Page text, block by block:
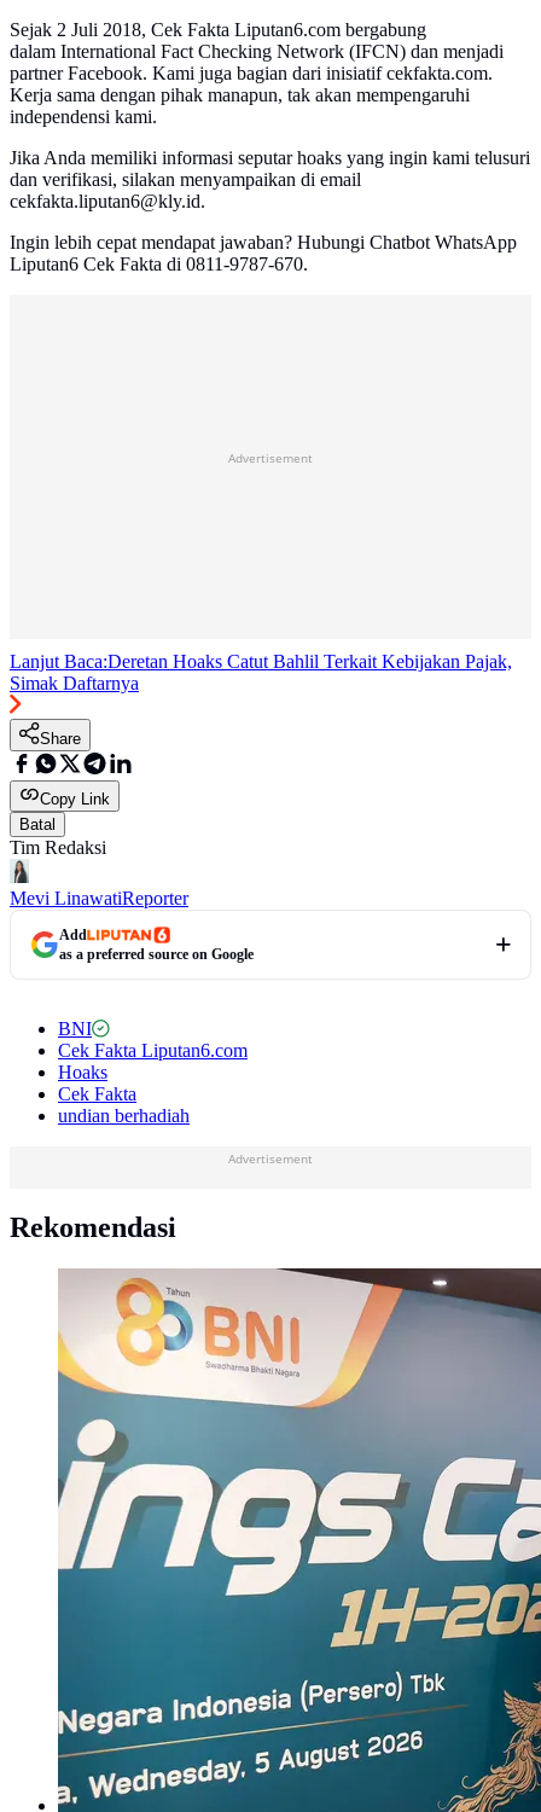
Sejak 2 Juli 2018, Cek Fakta Liputan6.com bergabung
dalam International Fact Checking Network (IFCN) dan menjadi
partner Facebook. Kami juga bagian dari inisiatif cekfakta.com.
Kerja sama dengan pihak manapun, tak akan mempengaruhi
independensi kami.
Jika Anda memiliki informasi seputar hoaks yang ingin kami telusuri
dan verifikasi, silakan menyampaikan di email
cekfakta.liputan6@kly.id.
Ingin lebih cepat mendapat jawaban? Hubungi Chatbot WhatsApp
Liputan6 Cek Fakta di 0811-9787-670.
Advertisement
Lanjut Baca:Deretan Hoaks Catut Bahlil Terkait Kebijakan Pajak,
Simak Daftarnya
Share
Copy Link
Batal
Tim Redaksi
Mevi LinawatiReporter
Add
as a preferred source on Google
BNI
Cek Fakta Liputan6.com
Hoaks
Cek Fakta
undian berhadiah
Advertisement
Rekomendasi